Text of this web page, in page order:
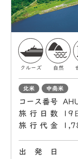
クルーズ 自然
北米 中南米
コース番号
旅行日数
19
旅行代金
出 発 日